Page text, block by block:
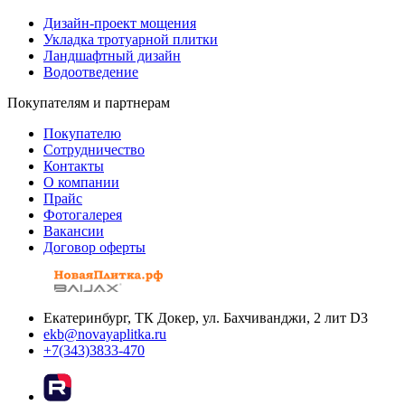
Дизайн-проект мощения
Укладка тротуарной плитки
Ландшафтный дизайн
Водоотведение
Покупателям и партнерам
Покупателю
Сотрудничество
Контакты
О компании
Прайс
Фотогалерея
Вакансии
Договор оферты
Екатеринбург, ТК Докер, ул. Бахчиванджи, 2 лит D3
ekb@novayaplitka.ru
+7(343)3833-470